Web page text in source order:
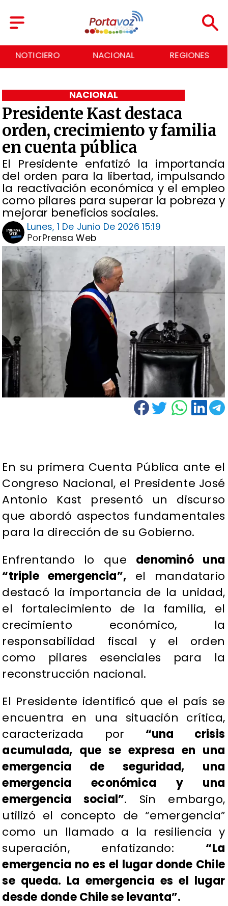
NACIONAL REGIONES ECONOMÍA
Presidente Kast destaca
orden, crecimiento y familia
en cuenta pública
El Presidente enfatizó la importancia
del orden para la libertad, impulsando
la reactivación económica y el empleo
como pilares para superar la pobreza y
mejorar beneficios sociales.
NACIONAL
Lunes, 1 De Junio De 2026 15:19
Prensa Web
Por
En su primera Cuenta Pública ante el
Congreso Nacional, el Presidente José
Antonio Kast presentó un discurso
que abordó aspectos fundamentales
para la dirección de su Gobierno.
Enfrentando lo que denominó una
“triple emergencia”, el mandatario
destacó la importancia de la unidad,
el fortalecimiento de la familia, el
crecimiento económico, la
responsabilidad fiscal y el orden
como pilares esenciales para la
reconstrucción nacional.
El Presidente identificó que el país se
encuentra en una situación crítica,
caracterizada por “una crisis
acumulada, que se expresa en una
emergencia de seguridad, una
emergencia económica y una
emergencia social”. Sin embargo,
utilizó el concepto de “emergencia”
como un llamado a la resiliencia y
superación, enfatizando: “La
emergencia no es el lugar donde Chile
se queda. La emergencia es el lugar
desde donde Chile se levanta”.